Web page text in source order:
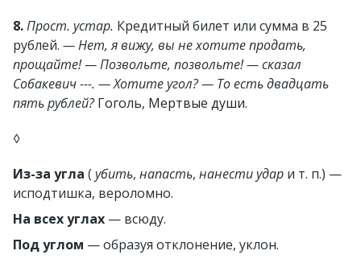
8.Прост. устар. Кредитный билет или сумма в 25
рублей. — Нет, я вижу, вы не хотите продать,
прощайте! — Позвольте, позвольте! — сказал
Собакевич ---. — Хотите угол? — То есть двадцать
пять рублей? Гоголь, Мертвые души.
◊
Из-за угла ( убить, напасть, нанести удар и т. п.) —
исподтишка, вероломно.
На всех углах — всюду.
Под углом — образуя отклонение, уклон.